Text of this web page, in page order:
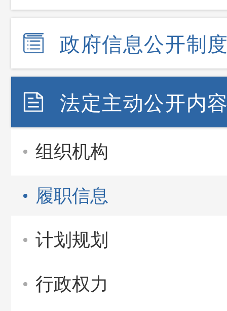
政府信息公开制
法定主动公开内
组织机构
履职信息
计划规划
行政权力